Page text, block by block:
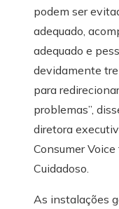
podem ser
adequado,
adequado e
devidamente
para
problemas”,
diretora
Consumer
Cuidadoso.
As instalações